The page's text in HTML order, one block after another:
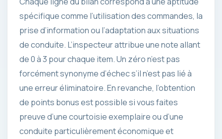
spécifique comme l’utilisation des commandes, la
prise d’information ou l’adaptation aux situations
de conduite. L’inspecteur attribue une note allant
de 0 à 3 pour chaque item. Un zéro n’est pas
forcément synonyme d’échec s’il n’est pas lié à
une erreur éliminatoire. En revanche, l’obtention
de points bonus est possible si vous faites
preuve d’une courtoisie exemplaire ou d’une
conduite particulièrement économique et